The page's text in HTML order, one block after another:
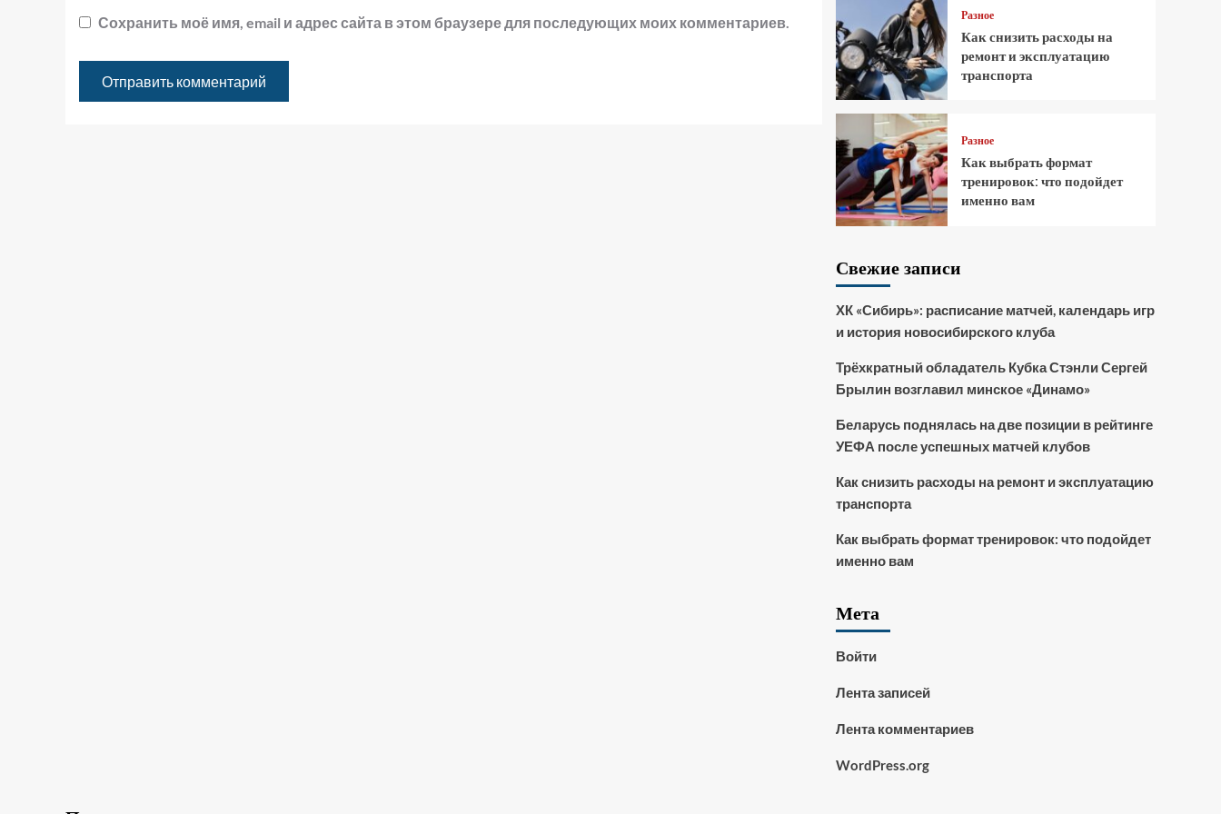
Сохранить моё имя, email и адрес сайта в этом браузере для последующих моих комментариев. Разное
Как снизить расходы на
ремонт и эксплуатацию
транспорта
Разное
Как выбрать формат
тренировок: что подойдет
именно вам
Свежие записи
ХК «Сибирь»: расписание матчей, календарь игр
и история новосибирского клуба
Трёхкратный обладатель Кубка Стэнли Сергей
Брылин возглавил минское «Динамо»
Беларусь поднялась на две позиции в рейтинге
УЕФА после успешных матчей клубов
Как снизить расходы на ремонт и эксплуатацию
транспорта
Как выбрать формат тренировок: что подойдет
именно вам
Мета
Войти
Лента записей
Лента комментариев
WordPress.org